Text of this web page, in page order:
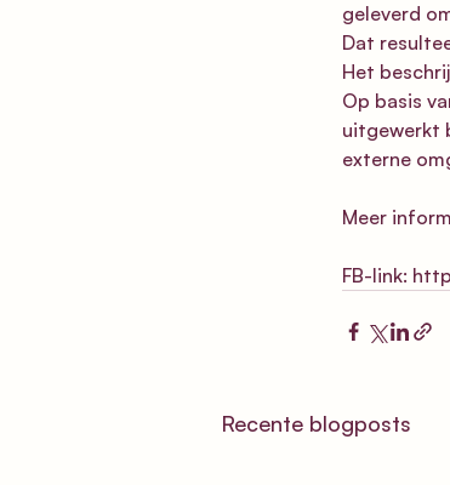
geleverd
Dat
Het
Op basis
uitgewerkt
externe
Meer
FB-link:
Recente blogposts